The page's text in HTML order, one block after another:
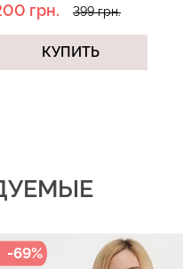
грн. 399 грн.
КУПИТЬ
-69%